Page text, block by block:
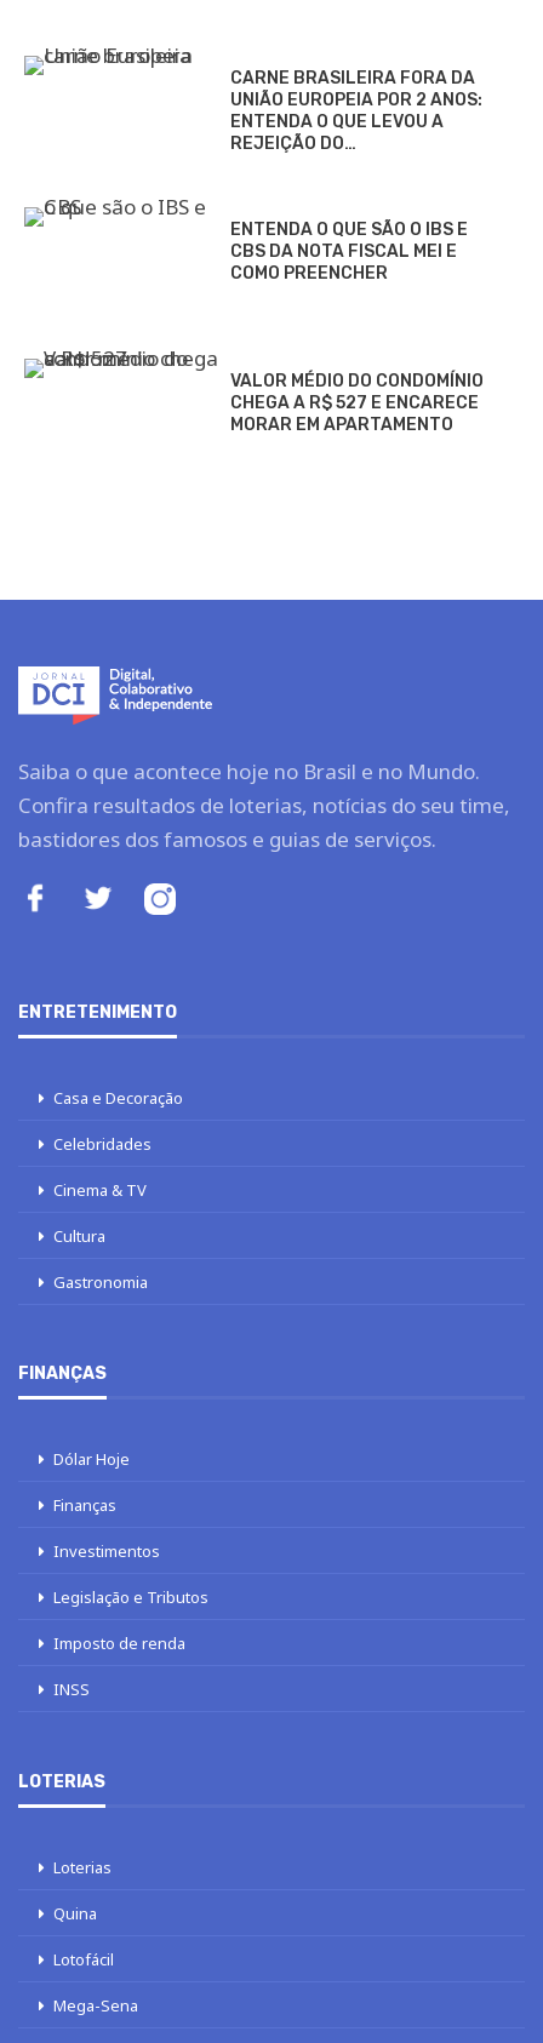
CARNE BRASILEIRA FORA DA
UNIÃO EUROPEIA POR 2 ANOS:
ENTENDA O QUE LEVOU A
REJEIÇÃO DO…
ENTENDA O QUE SÃO O IBS E
CBS DA NOTA FISCAL MEI E
COMO PREENCHER
VALOR MÉDIO DO CONDOMÍNIO
CHEGA A R$ 527 E ENCARECE
MORAR EM APARTAMENTO
Saiba o que acontece hoje no Brasil e no Mundo.
Confira resultados de loterias, notícias do seu time,
bastidores dos famosos e guias de serviços.
ENTRETENIMENTO
Casa e Decoração
Celebridades
Cinema & TV
Cultura
Gastronomia
FINANÇAS
Dólar Hoje
Finanças
Investimentos
Legislação e Tributos
Imposto de renda
INSS
LOTERIAS
Loterias
Quina
Lotofácil
Mega-Sena